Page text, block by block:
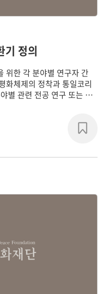
기 정의
위한 각 분야별 연구자 간
화체제의 정착과 통일코리
별 관련 전공 연구 또는 학
진행했습니다.